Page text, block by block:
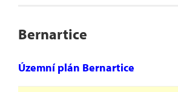
Bernartice
Územní plán Bernartice